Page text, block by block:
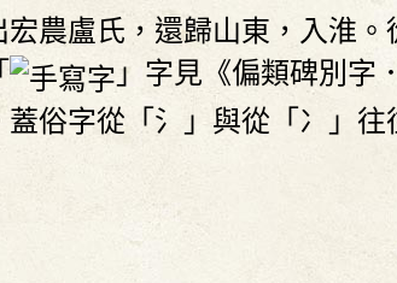
農盧氏，還歸山東，入淮
」字見《偏類碑別字
俗字從「氵」與從「冫」往